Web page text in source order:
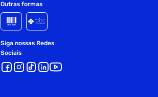
Outras formas
Siga nossas Redes
Sociais